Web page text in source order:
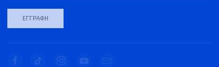
ΕΓΓΡΑΦΉ